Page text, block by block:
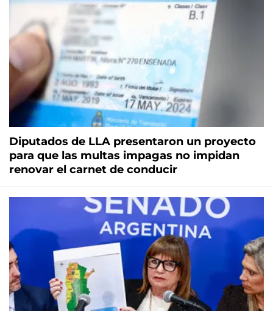
Diputados de LLA presentaron un proyecto
para que las multas impagas no impidan
renovar el carnet de conducir